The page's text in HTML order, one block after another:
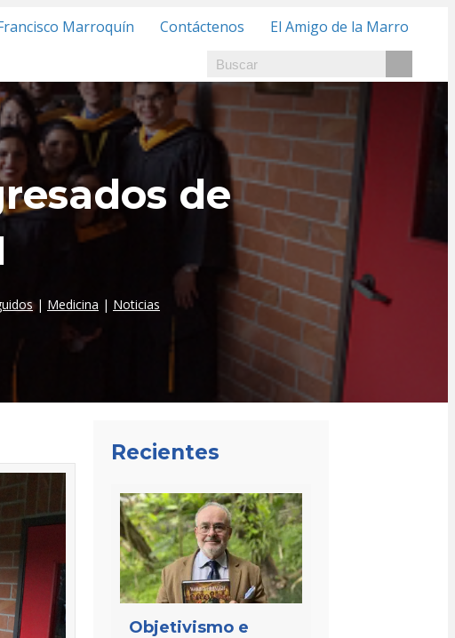
Marroquín Contáctenos El Amigo de la Marro
de
| Medicina | Noticias
Recientes
Objetivismo e